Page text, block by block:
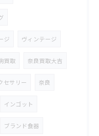
ジ ヴィンテージ
買取 奈良買取大吉
セサリー 奈良
インゴット
ブランド食器